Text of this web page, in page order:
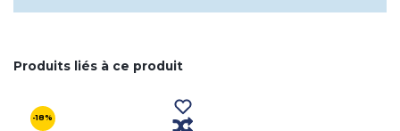
Produits liés à ce produit
-18%